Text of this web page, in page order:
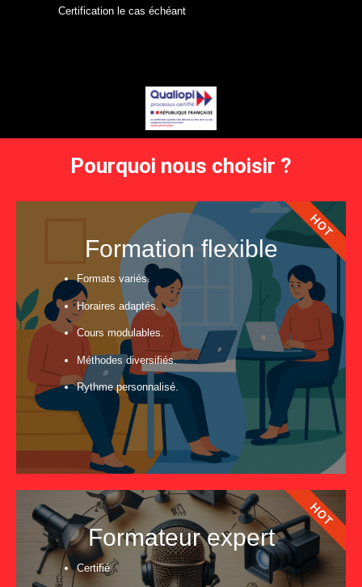
Certification le cas échéant
Pourquoi nous choisir ?
Formation flexible
Formats variés.
Horaires adaptés.
Cours modulables.
Méthodes diversifiés.
Rythme personnalisé.
HOT
Formateur expert
Certifié
HOT